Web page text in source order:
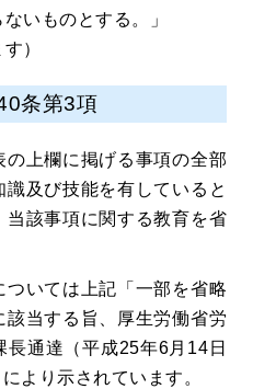
いものとする。」
）
条第3項
上欄に掲げる事項の全部
及び技能を有していると
該事項に関する教育を省
いては上記「一部を省略
当する旨、厚生労働省労
長通達（平成25年6月14日
より示されています。